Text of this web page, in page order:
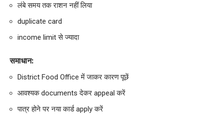
लंबे समय तक राशन नहीं लिया
duplicate card
income limit से ज्यादा
समाधान:
District Food Office में जाकर कारण पूछें
आवश्यक documents देकर appeal करें
पात्र होने पर नया कार्ड apply करें